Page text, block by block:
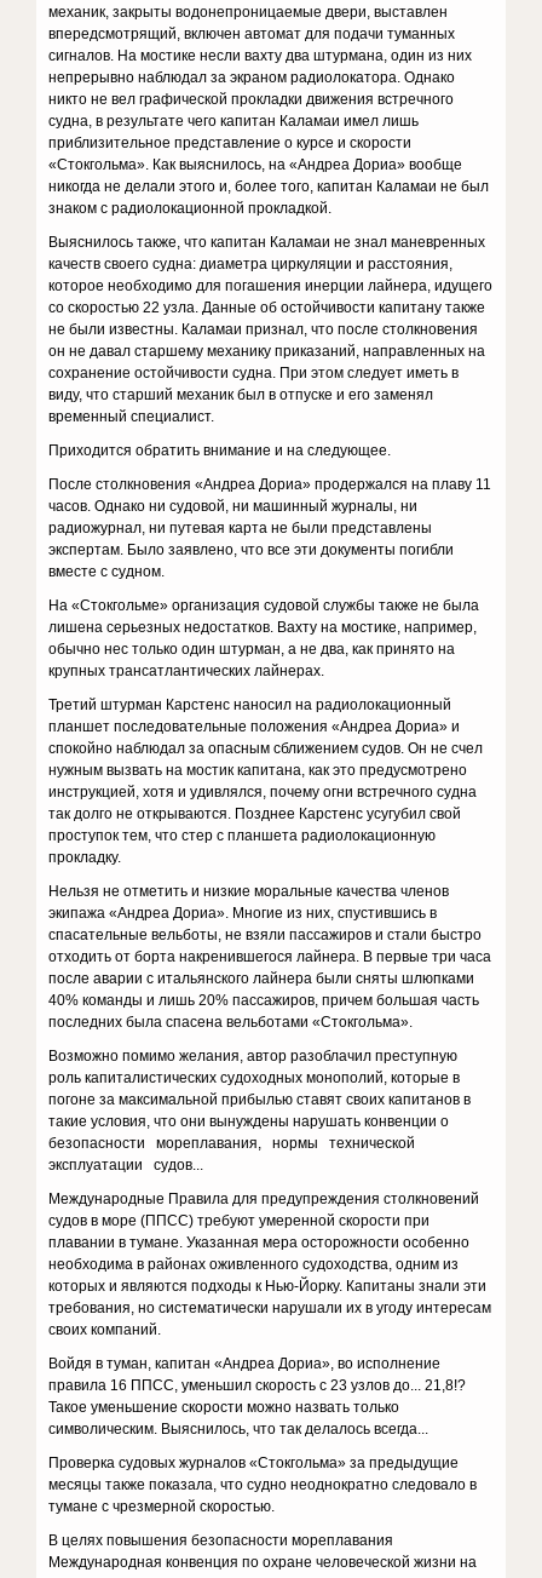
механик, закрыты водонепроницаемые двери, выставлен
впередсмотрящий, включен автомат для подачи туманных
сигналов. На мостике несли вахту два штурмана, один из них
непрерывно наблюдал за экраном радиолокатора. Однако
никто не вел графической прокладки движения встречного
судна, в результате чего капитан Каламаи имел лишь
приблизительное представление о курсе и скорости
«Стокгольма». Как выяснилось, на «Андреа Дориа» вообще
никогда не делали этого и, более того, капитан Каламаи не был
знаком с радиолокационной прокладкой.
Выяснилось также, что капитан Каламаи не знал маневренных
качеств своего судна: диаметра циркуляции и расстояния,
которое необходимо для погашения инерции лайнера, идущего
со скоростью 22 узла. Данные об остойчивости капитану также
не были известны. Каламаи признал, что после столкновения
он не давал старшему механику приказаний, направленных на
сохранение остойчивости судна. При этом следует иметь в
виду, что старший механик был в отпуске и его заменял
временный специалист.
Приходится обратить внимание и на следующее.
После столкновения «Андреа Дориа» продержался на плаву 11
часов. Однако ни судовой, ни машинный журналы, ни
радиожурнал, ни путевая карта не были представлены
экспертам. Было заявлено, что все эти документы погибли
вместе с судном.
На «Стокгольме» организация судовой службы также не была
лишена серьезных недостатков. Вахту на мостике, например,
обычно нес только один штурман, а не два, как принято на
крупных трансатлантических лайнерах.
Третий штурман Карстенс наносил на радиолокационный
планшет последовательные положения «Андреа Дориа» и
спокойно наблюдал за опасным сближением судов. Он не счел
нужным вызвать на мостик капитана, как это предусмотрено
инструкцией, хотя и удивлялся, почему огни встречного судна
так долго не открываются. Позднее Карстенс усугубил свой
проступок тем, что стер с планшета радиолокационную
прокладку.
Нельзя не отметить и низкие моральные качества членов
экипажа «Андреа Дориа». Многие из них, спустившись в
спасательные вельботы, не взяли пассажиров и стали быстро
отходить от борта накренившегося лайнера. В первые три часа
после аварии с итальянского лайнера были сняты шлюпками
40% команды и лишь 20% пассажиров, причем большая часть
последних была спасена вельботами «Стокгольма».
Возможно помимо желания, автор разоблачил преступную
роль капиталистических судоходных монополий, которые в
погоне за максимальной прибылью ставят своих капитанов в
такие условия, что они вынуждены нарушать конвенции о
безопасности мореплавания, нормы технической
эксплуатации судов...
Международные Правила для предупреждения столкновений
судов в море (ППСС) требуют умеренной скорости при
плавании в тумане. Указанная мера осторожности особенно
необходима в районах оживленного судоходства, одним из
которых и являются подходы к Нью-Йорку. Капитаны знали эти
требования, но систематически нарушали их в угоду интересам
своих компаний.
Войдя в туман, капитан «Андреа Дориа», во исполнение
правила 16 ППСС, уменьшил скорость с 23 узлов до... 21,8!?
Такое уменьшение скорости можно назвать только
символическим. Выяснилось, что так делалось всегда...
Проверка судовых журналов «Стокгольма» за предыдущие
месяцы также показала, что судно неоднократно следовало в
тумане с чрезмерной скоростью.
В целях повышения безопасности мореплавания
Международная конвенция по охране человеческой жизни на